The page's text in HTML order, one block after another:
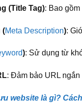
(Title Tag): Bao
(Meta Description):
): Sử dụng từ
: Đảm bảo URL
website là gì?